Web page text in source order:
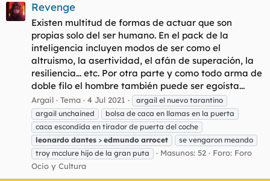
Revenge
Existen multitud de formas de actuar que son
propias solo del ser humano. En el pack de la
inteligencia incluyen modos de ser como el
altruismo, la asertividad, el afán de superación, la
resiliencia... etc. Por otra parte y como todo arma de
doble filo el hombre también puede ser egoísta...
Argail Tema 4 Jul 2021
argail el nuevo tarantino
argail unchained
bolsa de caca en llamas en la puerta
caca escondida en tirador de puerta del coche
leonardo dantes > edmundo arrocet
se vengaron meando
troy mcclure hijo de la gran puta
Masunos: 52 Foro: Foro
Ocio y Cultura